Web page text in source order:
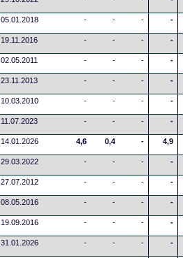
05.01.2018 - - - -
19.11.2016 - - - -
02.05.2011 - - - -
23.11.2013 - - - -
10.03.2010 - - - -
11.07.2023 - - - -
14.01.2026 4,6 0,4 - 4,9
29.03.2022 - - - -
27.07.2012 - - - -
08.05.2016 - - - -
19.09.2016 - - - -
31.01.2026 - - - -